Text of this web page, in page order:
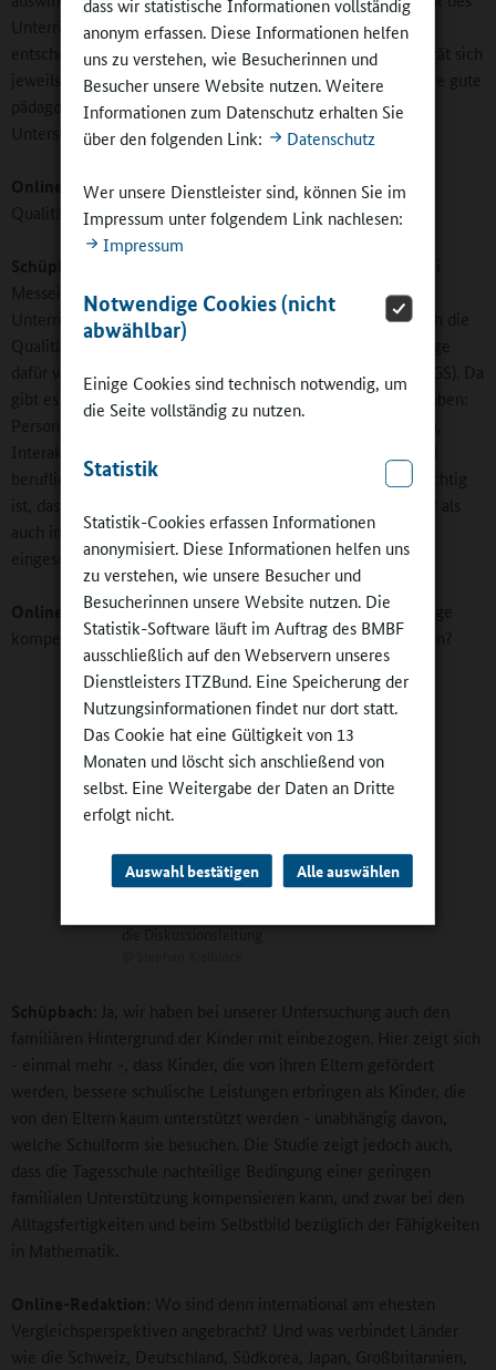
dass wir statistische Informationen vollständig
anonym erfassen. Diese Informationen helfen
uns zu verstehen, wie Besucherinnen und
Besucher unsere Website nutzen. Weitere
Informationen zum Datenschutz erhalten Sie
über den folgenden Link:
Datenschutz
Wer unsere Dienstleister sind, können Sie im
Impressum unter folgendem Link nachlesen:
Impressum
Notwendige Cookies (nicht
abwählbar)
Einige Cookies sind technisch notwendig, um
die Seite vollständig zu nutzen.
Statistik
Statistik-Cookies erfassen Informationen
anonymisiert. Diese Informationen helfen uns
zu verstehen, wie unsere Besucher und
Besucherinnen unsere Website nutzen. Die
Statistik-Software läuft im Auftrag des BMBF
ausschließlich auf den Webservern unseres
Dienstleisters ITZBund. Eine Speicherung der
Nutzungsinformationen findet nur dort statt.
Das Cookie hat eine Gültigkeit von 13
Monaten und löscht sich anschließend von
selbst. Eine Weitergabe der Daten an Dritte
erfolgt nicht.
Auswahl bestätigen Alle auswählen
Unterrichts als auch der außerunterrichtlichen Betreuung
entscheidend. Interessant war, dass die pädagogische Qualität sich
jeweils für die Tagesschulkinder als wichtig erwiesen hat, die gute
pädagogische Qualität jedoch für die anderen
Untersuchungsgruppen nicht relevant war.
Online-Redaktion:Nach welchen Kriterien haben Sie die
Qualität definiert?
Schüpbach:
Messeinheiten zusammengesetzt: Wir haben die
Unterrichtsqualität und bei den Tagesschulkindern zusätzlich die
Qualität des außerunterrichtlichen Teils gemessen. Grundlage
dafür waren die Bereiche einer Ganztagsangebotsskala (HUGS). Da
gibt es verschiedene Hauptbereiche, die wir ausgewertet haben:
Personalausstattung, Gesundheit und Sicherheit, Aktivitäten,
Interaktionen, Strukturierung der pädagogischen Arbeit und
berufliche Entwicklungsmöglichkeiten für das Personal. Wichtig
ist, dass wir die pädagogische Qualität sowohl im Unterricht als
auch im außerunterrichtlichen Teil durch Beobachtungen
eingeschätzt haben.
Online-Redaktion:Konnten Sie in Ihrer Studie auch allfällige
kompensatorische Wirkungen der Ganztagsschule feststellen?
Prof. Marianne Schüpbach und Prof.
Schüpbach:
Ja, wir haben bei unserer Untersuchung auch den
familiären Hintergrund der Kinder mit einbezogen. Hier zeigt sich
- einmal mehr -, dass Kinder, die von ihren Eltern gefördert
werden, bessere schulische Leistungen erbringen als Kinder, die
von den Eltern kaum unterstützt werden - unabhängig davon,
welche Schulform sie besuchen. Die Studie zeigt jedoch auch,
dass die Tagesschule nachteilige Bedingung einer geringen
familialen Unterstützung kompensieren kann, und zwar bei den
Alltagsfertigkeiten und beim Selbstbild bezüglich der Fähigkeiten
in Mathematik.
Online-Redaktion: Wo sind denn international am ehesten
Vergleichsperspektiven angebracht? Und was verbindet Länder
wie die Schweiz, Deutschland, Südkorea, Japan, Großbritannien,